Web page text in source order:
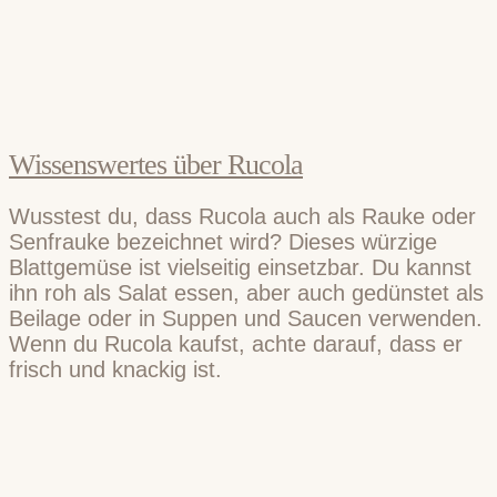
Wissenswertes über Rucola
Wusstest du, dass Rucola auch als Rauke oder
Senfrauke bezeichnet wird? Dieses würzige
Blattgemüse ist vielseitig einsetzbar. Du kannst
ihn roh als Salat essen, aber auch gedünstet als
Beilage oder in Suppen und Saucen verwenden.
Wenn du Rucola kaufst, achte darauf, dass er
frisch und knackig ist.